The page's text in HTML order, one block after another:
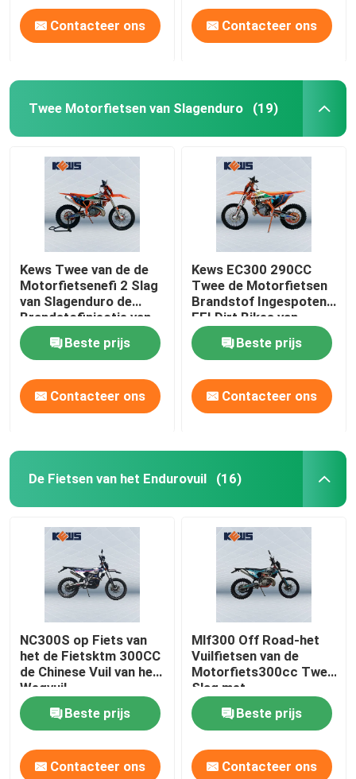
Contacteer ons Contacteer ons
Twee Motorfietsen van Slagenduro (19)
Kews Twee van de de
Motorfietsenefi 2 Slag
van Slagenduro de
Brandstofinjectie van
de het Vuilfiets
Beste prijs
Contacteer ons
Kews EC300 290CC
Twee de Motorfietsen
Brandstof Ingespoten
EFI Dirt Bikes van
Slagenduro
Beste prijs
Contacteer ons
De Fietsen van het Endurovuil (16)
NC300S op Fiets van
het de Fietsktm 300CC
de Chinese Vuil van het
Wegvuil
Beste prijs
Contacteer ons
Mlf300 Off Road-het
Vuilfietsen van de
Motorfiets300cc Twee
Slag met
Elektrobeginsysteem
Beste prijs
Contacteer ons